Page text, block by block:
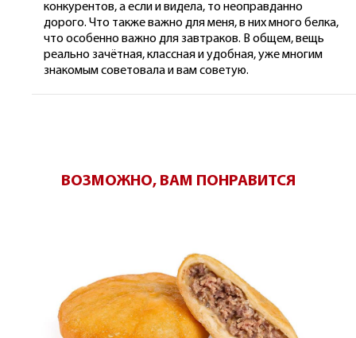
конкурентов, а если и видела, то неоправданно
дорого. Что также важно для меня, в них много белка,
что особенно важно для завтраков. В общем, вещь
реально зачётная, классная и удобная, уже многим
знакомым советовала и вам советую.
ВОЗМОЖНО, ВАМ ПОНРАВИТСЯ